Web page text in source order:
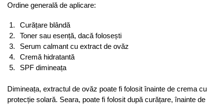
Ordine generală de aplicare:
Curățare blândă
Toner sau esență, dacă folosești
Serum calmant cu extract de ovăz
Cremă hidratantă
SPF dimineața
Dimineața, extractul de ovăz poate fi folosit înainte de crema cu
protecție solară. Seara, poate fi folosit după curățare, înainte de